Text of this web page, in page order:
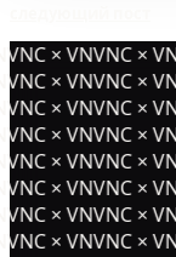
× VNVNC ×
× VNVNC ×
× VNVNC ×
× VNVNC ×
× VNVNC ×
× VNVNC ×
× VNVNC ×
× VNVNC ×